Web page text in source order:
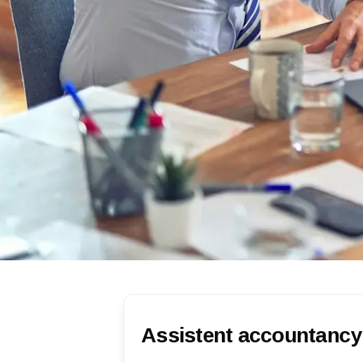
Assistent accountancy